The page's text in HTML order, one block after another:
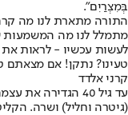
בְּמִצְרַיִם".
התורה מתארת לנו מה
מתמלל לנו מה המשמעות
לעשות עכשיו - לראות את
טעינו? נתקן! אם
קרני אלדד
עד גיל 40
(גיטרה וחליל) ושרה.